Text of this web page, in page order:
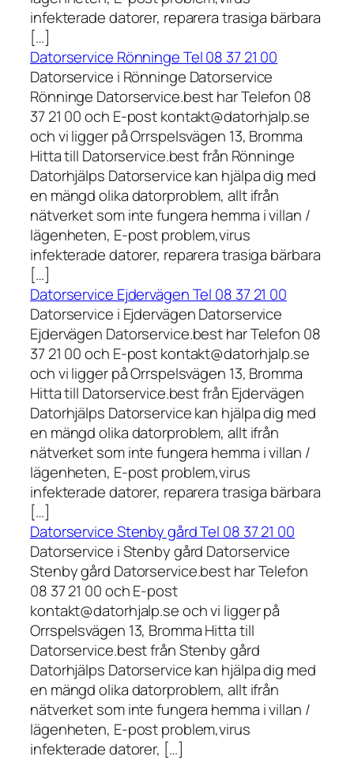
infekterade datorer, reparera trasiga bärbara
[…]
Datorservice Rönninge Tel 08 37 21 00
Datorservice i Rönninge Datorservice
Rönninge Datorservice.best har Telefon 08
37 21 00 och E-post kontakt@datorhjalp.se
och vi ligger på Orrspelsvägen 13, Bromma
Hitta till Datorservice.best från Rönninge
Datorhjälps Datorservice kan hjälpa dig med
en mängd olika datorproblem, allt ifrån
nätverket som inte fungera hemma i villan /
lägenheten, E-post problem,virus
infekterade datorer, reparera trasiga bärbara
[…]
Datorservice Ejdervägen Tel 08 37 21 00
Datorservice i Ejdervägen Datorservice
Ejdervägen Datorservice.best har Telefon 08
37 21 00 och E-post kontakt@datorhjalp.se
och vi ligger på Orrspelsvägen 13, Bromma
Hitta till Datorservice.best från Ejdervägen
Datorhjälps Datorservice kan hjälpa dig med
en mängd olika datorproblem, allt ifrån
nätverket som inte fungera hemma i villan /
lägenheten, E-post problem,virus
infekterade datorer, reparera trasiga bärbara
[…]
Datorservice Stenby gård Tel 08 37 21 00
Datorservice i Stenby gård Datorservice
Stenby gård Datorservice.best har Telefon
08 37 21 00 och E-post
kontakt@datorhjalp.se och vi ligger på
Orrspelsvägen 13, Bromma Hitta till
Datorservice.best från Stenby gård
Datorhjälps Datorservice kan hjälpa dig med
en mängd olika datorproblem, allt ifrån
nätverket som inte fungera hemma i villan /
lägenheten, E-post problem,virus
infekterade datorer, […]